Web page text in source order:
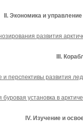
II. Экономика и
развития
III.
перспективы развития
буровая установка в
IV. Изучение и